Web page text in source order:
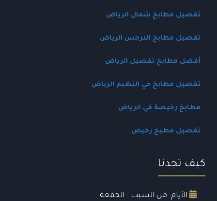
تفصيل مطابخ شمال الرياض
تفصيل مطابخ النرجس الرياض
أفضل مطابخ تفصيل الرياض
تفصيل مطابخ حي النظيم الرياض
مطابخ رخيصة في الرياض
تفصيل مطبخ رخيص
كيف تجدنا
الأيام: من السبت - الجمعة